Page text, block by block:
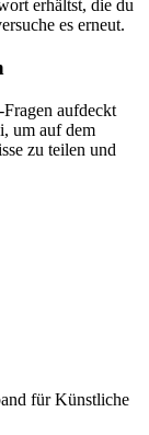
erhältst, die du
es erneut.
aufdeckt
um auf dem
zu teilen und
für Künstliche